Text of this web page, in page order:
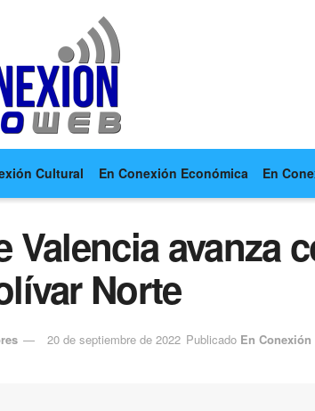
Cultural En Conexión Económica En
Valencia avanza
Norte
20 de septiembre de 2022 Publicado En